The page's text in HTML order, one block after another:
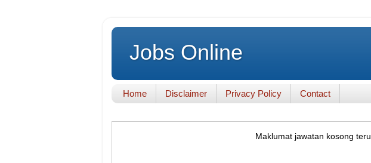
Jobs Online
Home Disclaimer Privacy Policy Contact
Maklumat jawatan kosong